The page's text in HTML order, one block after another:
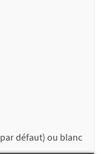
défaut) ou blanc